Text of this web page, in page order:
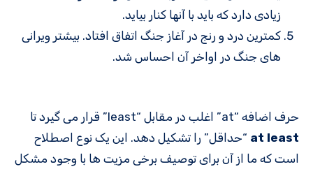
زیادی دارد که باید با آنها کنار بیاید.
کمترین درد و رنج در آغاز جنگ اتفاق افتاد. بیشتر ویرانی
های جنگ در اواخر آن احساس شد.
حرف اضافه “at” اغلب در مقابل “least” قرار می گیرد تا
at least “حداقل” را تشکیل دهد. این یک نوع اصطلاح
است که ما از آن برای توصیف برخی مزیت ها با وجود مشکل